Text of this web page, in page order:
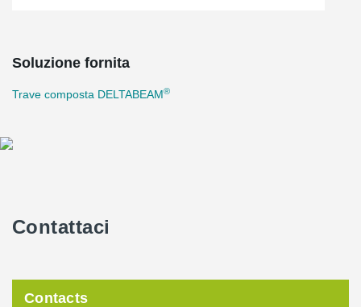
Soluzione fornita
Trave composta DELTABEAM®
Contattaci
Contacts